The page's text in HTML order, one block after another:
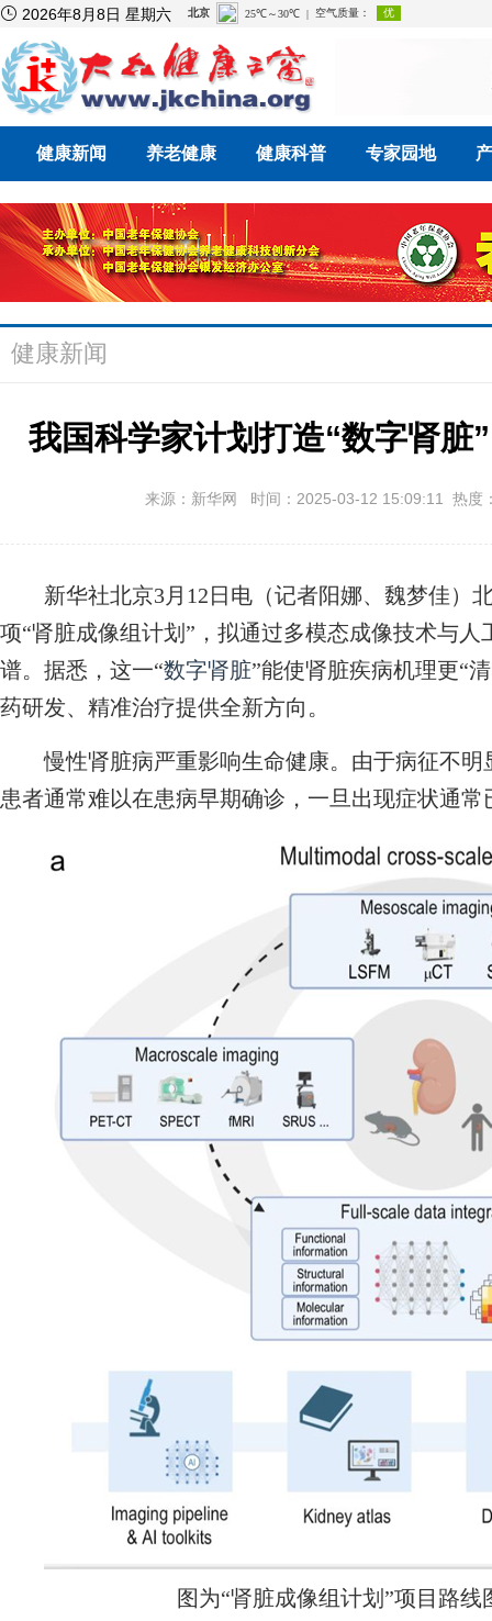
 2026年8月8日 星期六
健康新闻 养老健康 健康科普 专家园地
健康新闻
我国科学家计划打造“数字肾脏
来源：新华网 时间：2025-03-12 15:09:11 热度
新华社北京3月12日电（记者阳娜、魏梦佳）
项“肾脏成像组计划”，拟通过多模态成像技术与
谱。据悉，这一“数字肾脏”能使肾脏疾病机理更“
药研发、精准治疗提供全新方向。
慢性肾脏病严重影响生命健康。由于病征不明
患者通常难以在患病早期确诊，一旦出现症状通常
图为“肾脏成像组计划”项目路